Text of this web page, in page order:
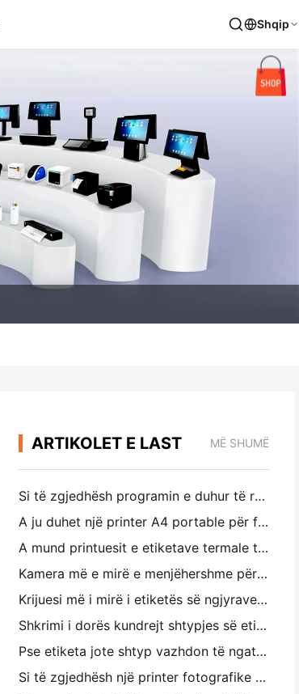
Shqip
ARTIKOLET E LAST MË SHUMË
Si të zgjedhësh programin e duhur të restorantit për restorantin tënd të vogël apo të mesëm
A ju duhet një printer A4 portable për faturat e depove? Çfarë funksionon?
A mund printuesit e etiketave termale të bëjnë etiketa pa ujë për prodhimet e biznesit të vogël?
Kamera më e mirë e menjëhershme për filluesit që nuk duan t ë humbin letër
Krijuesi më i mirë i etiketës së ngjyrave për përditësimin dhe shkrimin: Shto më shumë ngjyrë në çdo faqe
Shkrimi i dorës kundrejt shtypjes së etiketave të transportit: Këshilla për bizneset e vogla në vitin 2026
Pse etiketa jote shtyp vazhdon të ngatërrohet?
Si të zgjedhësh një printer fotografike të paketës: Një udhërrëfyes i plotë për përdoruesit e gazetave, udhëtimit dhe iPhone